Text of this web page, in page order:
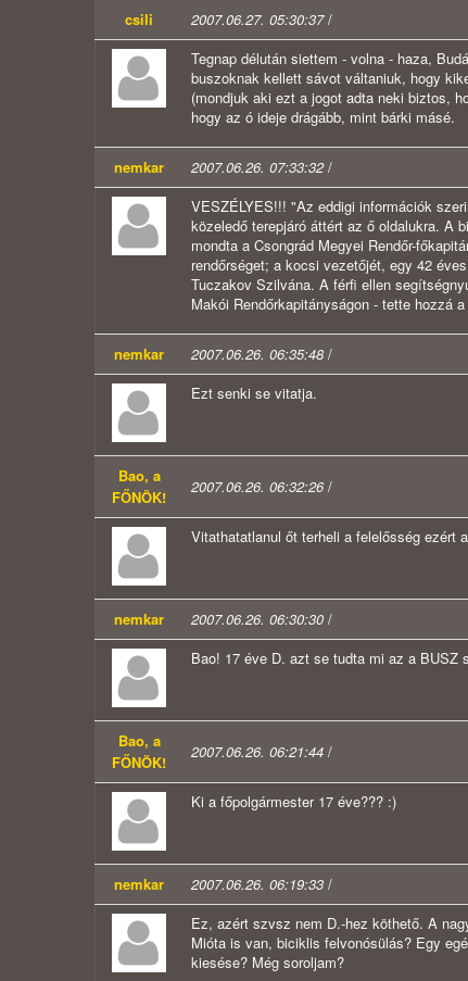
csili
2007.06.27. 05:30:37/
Tegnap délután siettem - volna - haza,
buszoknak kellett sávot váltaniuk, hogy
(mondjuk aki ezt a jogot adta neki biztos,
hogy az ó ideje drágább, mint bárki másé.
nemkar 2007.06.26. 07:33:32/
VESZÉLYES!!! "Az eddigi információk
közeledő terepjáró áttért az ő oldalukra. A
mondta a Csongrád Megyei Rendőr-
rendőrséget; a kocsi vezetőjét, egy 42
Tuczakov Szilvána. A férfi ellen
Makói Rendőrkapitányságon - tette hozzá
nemkar 2007.06.26. 06:35:48 /
Ezt senki se vitatja.
Bao, a
FŐNÖK!
2007.06.26. 06:32:26/
Vitathatatlanul őt terheli a felelősség ezért
nemkar 2007.06.26. 06:30:30 /
Bao! 17 éve D. azt se tudta mi az a BUSZ
Bao, a
FŐNÖK!
2007.06.26. 06:21:44 /
Ki a főpolgármester 17 éve??? :)
nemkar 2007.06.26. 06:19:33 /
Ez, azért szvsz nem D.-hez köthető. A
Mióta is van, biciklis felvonósülás? Egy
kiesése? Még soroljam?